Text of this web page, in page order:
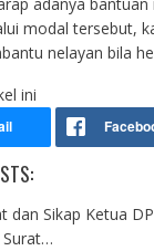
adanya
modal tersebut,
nelayan bila
ini
dan Sikap Ketua